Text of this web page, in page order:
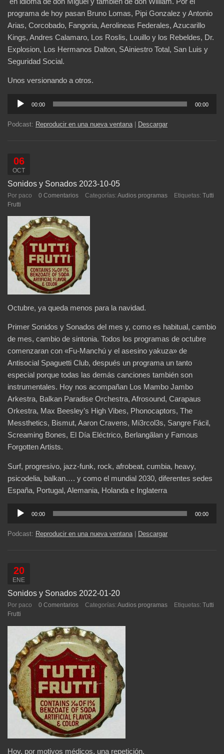
programa de hoy pasan Bruno Lomas, Pipi Gonzalez y Antonio
Arias, Corcobado, Fangoria, Aerolineas Federales, Azucarillo
Kings, Andres Calamaro, Los Roslis, Louillo y los Rebeldes, Dr.
Explosion, Los Hermanos Dalton, SAiniestro Total, San Luis y
Seguridad Social.
Unos versionando a otros.
Reproductor
audio
00:00 00:00
Podcast: Reproducir en una nueva ventana | Descargar
06
OCT
Sonidos y Sonados 2023-10-05
Por paco 0 Comentarios Categorías: Audios programas Etiquetas: Tutti
Frutti
Octubre, ya queda menos para la navidad.
Primer Sonidos y Sonados del mes y, como es habitual, cambio
de mes, cambio de sintonia. Todos los programas de octubre
comenzaran con «Fu-Manchú y el asesino yakuza» de
Antisocial Spaguetti Club, después un programa un tanto
especial porque todas las demás canciones también son
instrumentales. Hoy nos acompañan Los Mambo Jambo
Arkestra, Balkan Paradise Orchestra, Afrosound, Carapaus
Orkestra, Max Beesley’s High Vibes, Phonocaptors, The
Messthetics, Bismut, Aaron Cravens, Mi3rcol3s, Sangre Fácil,
Screaming Bones, El Día Eléctrico, Berlangãlan y Famous
Forgotten Artists.
Surf, progresivo, jazz-funk, rock, afrobeat, cumbia, heavy,
psicodelia, balkan…. y como el mundial 2030, diferentes sedes
España, Portugal, Alemania, Holanda e Inglaterra
Reproductor
audio
00:00 00:00
Podcast: Reproducir en una nueva ventana| Descargar
20
ENE
Sonidos y Sonados 2022-01-20
Por paco 0 Comentarios Categorías: Audios programas Etiquetas: Tutti
Frutti
Hoy, por motivos médicos, una repetición.